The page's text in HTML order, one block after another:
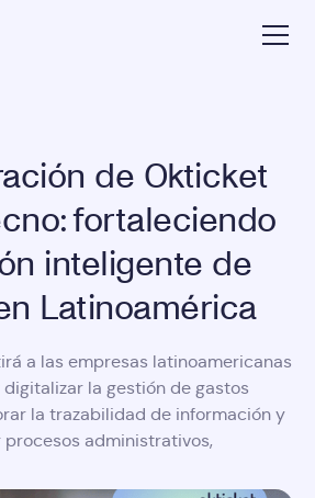
de Okticket
fortaleciendo
inteligente de
Latinoamérica
a las empresas latinoamericanas
la gestión de gastos
la trazabilidad de información y
procesos administrativos,